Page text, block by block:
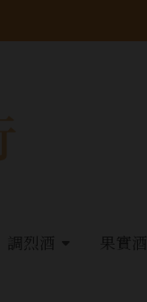
調烈酒 果實酒